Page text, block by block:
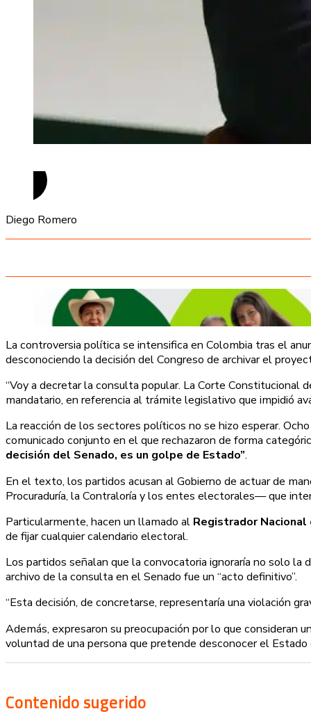
Diego Romero
La controversia política se intensifica en Colombia tras el
desconociendo la decisión del Congreso de archivar el
“Voy a decretar la consulta popular. La Corte Constitucional
mandatario, en referencia al trámite legislativo que impidió
La reacción de los sectores políticos no se hizo esperar.
comunicado conjunto en el que rechazaron de forma
decisión del Senado, es un golpe de Estado”.
En el texto, los partidos acusan al Gobierno de actuar de
Procuraduría, la Contraloría y los entes electorales— que
Particularmente, hacen un llamado al Registrador
de fijar cualquier calendario electoral.
Los partidos señalan que la convocatoria ignoraría no solo
archivo de la consulta en el Senado fue un “acto definitivo”.
“Esta decisión, de concretarse, representaría una violación
Además, expresaron su preocupación por lo que consideran
voluntad de una persona que pretende desconocer el Estado
Contenido sugerido